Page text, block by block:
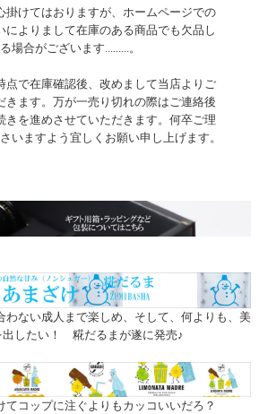
掛けてはおりますが、ホームページでの
によりまして在庫のある商品でも欠品し
場合がございます.........。
点で在庫確認後、改めまして当店よりご
きます。万が一売り切れの際はご連絡後
きを進めさせていただきます。何卒ご理
いますよう宜しくお願い申し上げます。
わない成人まで楽しめ、そして、何よりも、美
出したい！ 糀だるまが遂に発売♪
てコップに注ぐよりもカッコいいだろ？